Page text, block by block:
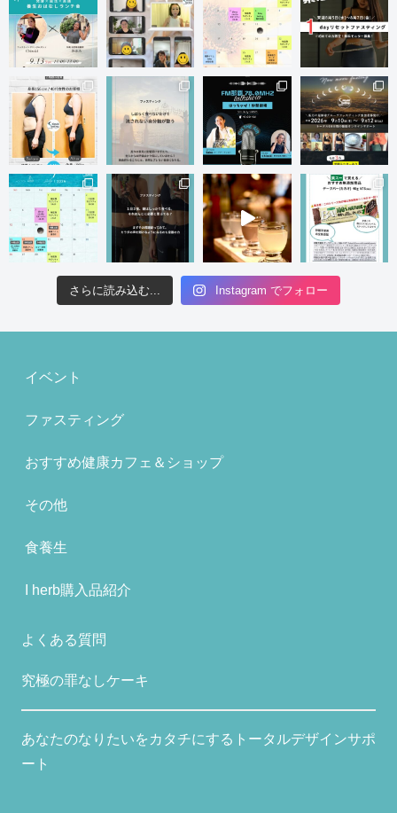
さらに読み込む... Instagram でフォロー
イベント
ファスティング
おすすめ健康カフェ＆ショップ
その他
食養生
I herb購入品紹介
よくある質問
究極の罪なしケーキ
あなたのなりたいをカタチにするトータルデザインサポ
ート